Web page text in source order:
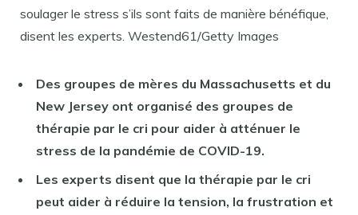
soulager le stress s’ils sont faits de manière bénéfique,
disent les experts. Westend61/Getty Images
Des groupes de mères du Massachusetts et du
New Jersey ont organisé des groupes de
thérapie par le cri pour aider à atténuer le
stress de la pandémie de COVID-19.
Les experts disent que la thérapie par le cri
peut aider à réduire la tension, la frustration et